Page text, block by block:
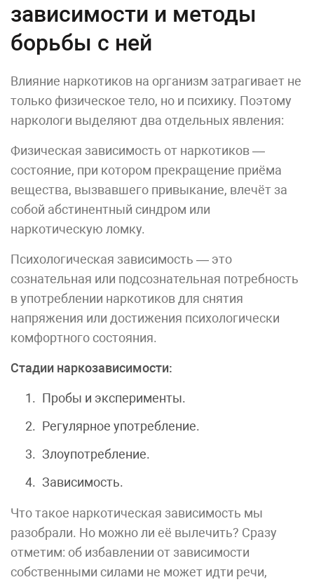
зависимости и методы
борьбы с ней
Влияние наркотиков на организм затрагивает не
только физическое тело, но и психику. Поэтому
наркологи выделяют два отдельных явления:
Физическая зависимость от наркотиков —
состояние, при котором прекращение приёма
вещества, вызвавшего привыкание, влечёт за
собой абстинентный синдром или
наркотическую ломку.
Психологическая зависимость — это
сознательная или подсознательная потребность
в употреблении наркотиков для снятия
напряжения или достижения психологически
комфортного состояния.
Стадии наркозависимости:
Пробы и эксперименты.
Регулярное употребление.
Злоупотребление.
Зависимость.
Что такое наркотическая зависимость мы
разобрали. Но можно ли её вылечить? Сразу
отметим: об избавлении от зависимости
собственными силами не может идти речи,